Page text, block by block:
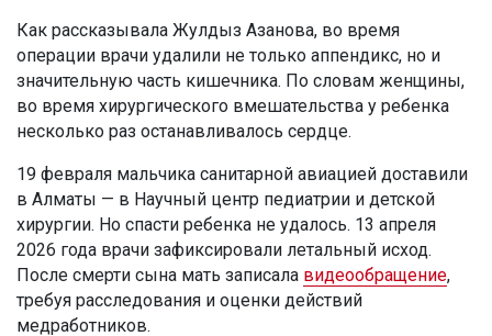
Как рассказывала Жулдыз Азанова, во время
операции врачи удалили не только аппендикс, но и
значительную часть кишечника. По словам женщины,
во время хирургического вмешательства у ребенка
несколько раз останавливалось сердце.
19 февраля мальчика санитарной авиацией доставили
в Алматы — в Научный центр педиатрии и детской
хирургии. Но спасти ребенка не удалось. 13 апреля
2026 года врачи зафиксировали летальный исход.
После смерти сына мать записала видеообращение,
требуя расследования и оценки действий
медработников.